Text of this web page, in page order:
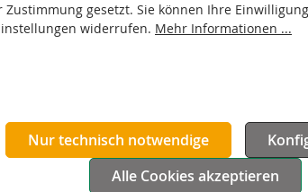
Oberfläche
Zustimmung gesetzt. Sie können Ihre
widerrufen. Mehr Informationen ...
Nur technisch notwendige
Alle Cookies akzeptieren